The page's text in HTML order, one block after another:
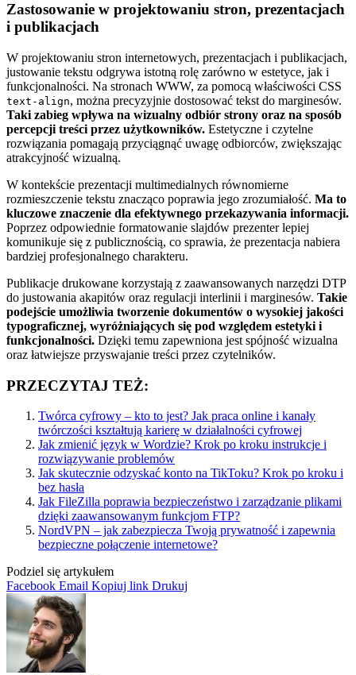
Zastosowanie w projektowaniu stron, prezentacjach
i publikacjach
W projektowaniu stron internetowych, prezentacjach i publikacjach,
justowanie tekstu odgrywa istotną rolę zarówno w estetyce, jak i
funkcjonalności. Na stronach WWW, za pomocą właściwości CSS
text-align, można precyzyjnie dostosować tekst do marginesów.
Taki zabieg wpływa na wizualny odbiór strony oraz na sposób
percepcji treści przez użytkowników. Estetyczne i czytelne
rozwiązania pomagają przyciągnąć uwagę odbiorców, zwiększając
atrakcyjność wizualną.
W kontekście prezentacji multimedialnych równomierne
rozmieszczenie tekstu znacząco poprawia jego zrozumiałość. Ma to
kluczowe znaczenie dla efektywnego przekazywania informacji.
Poprzez odpowiednie formatowanie slajdów prezenter lepiej
komunikuje się z publicznością, co sprawia, że prezentacja nabiera
bardziej profesjonalnego charakteru.
Publikacje drukowane korzystają z zaawansowanych narzędzi DTP
do justowania akapitów oraz regulacji interlinii i marginesów. Takie
podejście umożliwia tworzenie dokumentów o wysokiej jakości
typograficznej, wyróżniających się pod względem estetyki i
funkcjonalności. Dzięki temu zapewniona jest spójność wizualna
oraz łatwiejsze przyswajanie treści przez czytelników.
PRZECZYTAJ TEŻ:
Twórca cyfrowy – kto to jest? Jak praca online i kanały
twórczości kształtują karierę w działalności cyfrowej
Jak zmienić język w Wordzie? Krok po kroku instrukcje i
rozwiązywanie problemów
Jak skutecznie odzyskać konto na TikToku? Krok po kroku i
bez hasła
Jak FileZilla poprawia bezpieczeństwo i zarządzanie plikami
dzięki zaawansowanym funkcjom FTP?
NordVPN – jak zabezpiecza Twoją prywatność i zapewnia
bezpieczne połączenie internetowe?
Podziel się artykułem
Facebook Email Kopiuj link Drukuj